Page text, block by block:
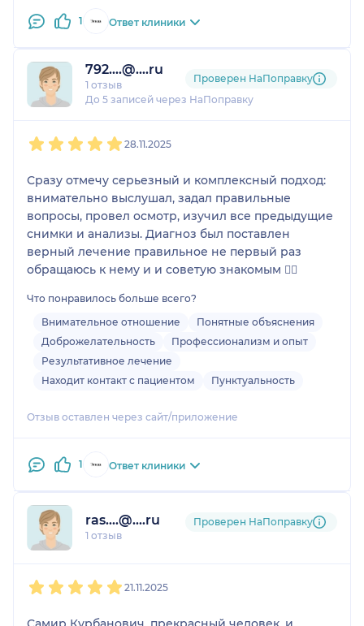
1 Ответ клиники
792....@....ru
1 отзыв
До 5 записей через НаПоправку
Проверен НаПоправку
28.11.2025
Сразу отмечу серьезный и комплексный подход:
внимательно выслушал, задал правильные
вопросы, провел осмотр, изучил все предыдущие
снимки и анализы. Диагноз был поставлен
верный лечение правильное не первый раз
обращаюсь к нему и и советую знакомым 👍🏼
Что понравилось больше всего?
Внимательное отношение
Понятные объяснения
Доброжелательность
Профессионализм и опыт
Результативное лечение
Находит контакт с пациентом
Пунктуальность
Отзыв оставлен через сайт/приложение
1 Ответ клиники
ras....@....ru
1 отзыв
Проверен НаПоправку
21.11.2025